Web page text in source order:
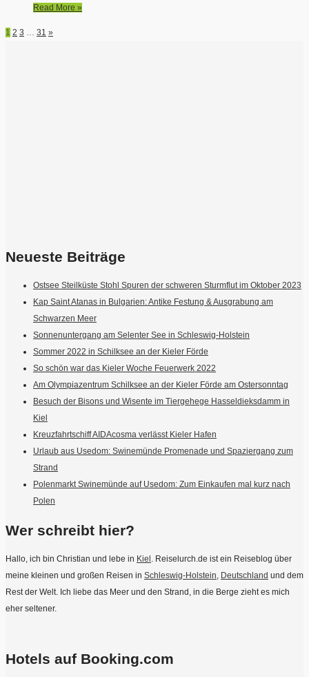
Read More »
1 2 3 … 31 »
Neueste Beiträge
Ostsee Steilküste Stohl Spuren der schweren Sturmflut im Oktober 2023
Kap Saint Atanas in Bulgarien: Antike Festung & Ausgrabung am
Schwarzen Meer
Sonnenuntergang am Selenter See in Schleswig-Holstein
Sommer 2022 in Schilksee an der Kieler Förde
So schön war das Kieler Woche Feuerwerk 2022
Am Olympiazentrum Schilksee an der Kieler Förde am Ostersonntag
Besuch der Bisons und Wisente im Tiergehege Hasseldieksdamm in
Kiel
Kreuzfahrtschiff AIDAcosma verlässt Kieler Hafen
Urlaub aus Usedom: Swinemünde Promenade und Spaziergang zum
Strand
Polenmarkt Swinemünde auf Usedom: Zum Einkaufen mal kurz nach
Polen
Wer schreibt hier?
Hallo, ich bin Christian und lebe in Kiel . Reiselurch.de ist ein Reiseblog über
meine kleinen und großen Reisen in Schleswig-Holstein, Deutschland und dem
Rest der Welt. Ich liebe das Meer und den Strand, in die Berge zieht es mich
eher seltener.
Hotels auf Booking.com